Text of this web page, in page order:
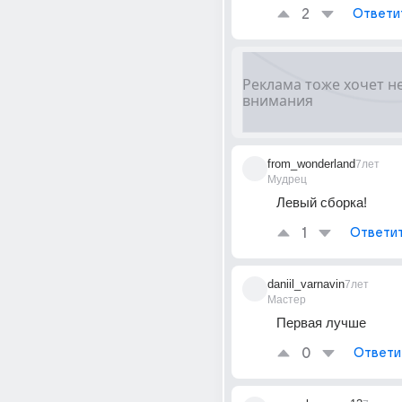
2
from_wonderland
Мудрец
7лет
Левый сборка!
1
daniil_varnavin
Мастер
7лет
Первая лучше
0